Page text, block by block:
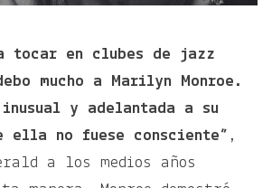
tocar en clubes de jazz
mucho a Marilyn Monroe.
inusual y adelantada a su
ella no fuese consciente” ,
a los medios años